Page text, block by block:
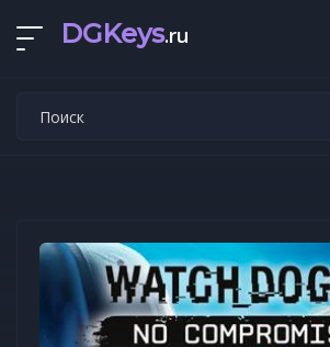
DGKeys.ru